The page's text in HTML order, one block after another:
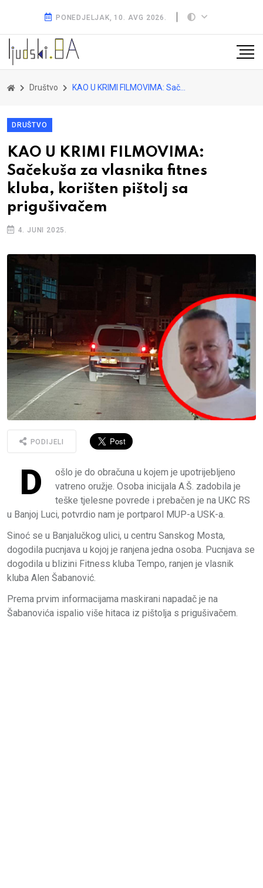
PONEDJELJAK, 10. AVG 2026.
Društvo KAO U KRIMI FILMOVIMA: Sačekuša za vlasnika fitnes kluba, korišten pištolj sa prigušivačem
DRUŠTVO
KAO U KRIMI FILMOVIMA:
Sačekuša za vlasnika fitnes
kluba, korišten pištolj sa
prigušivačem
4. JUNI 2025.
PODIJELI
D
ošlo je do obračuna u kojem je upotrijebljeno
vatreno oružje. Osoba inicijala A.Š. zadobila je
teške tjelesne povrede i prebačen je na UKC RS
u Banjoj Luci, potvrdio nam je portparol MUP-a USK-a.
Sinoć se u Banjalučkog ulici, u centru Sanskog Mosta,
dogodila pucnjava u kojoj je ranjena jedna osoba. Pucnjava se
dogodila u blizini Fitness kluba Tempo, ranjen je vlasnik
kluba Alen Šabanović.
Prema prvim informacijama maskirani napadač je na
Šabanovića ispalio više hitaca iz pištolja s prigušivačem.